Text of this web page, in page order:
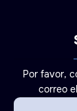
Por favor,
correo